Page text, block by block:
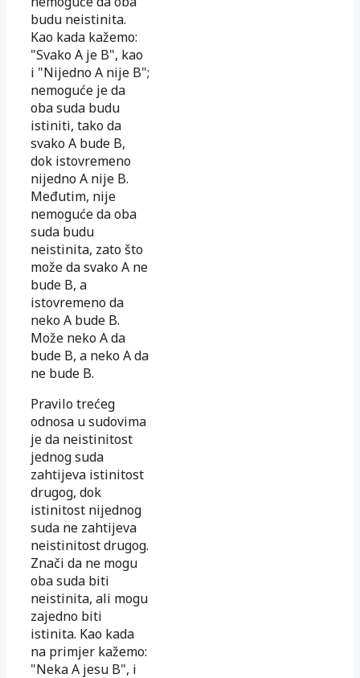
budu neistinita.
Kao kada kažemo:
"Svako A je B", kao
i "Nijedno A nije B";
nemoguće je da
oba suda budu
istiniti, tako da
svako A bude B,
dok istovremeno
nijedno A nije B.
Međutim, nije
nemoguće da oba
suda budu
neistinita, zato što
može da svako A ne
bude B, a
istovremeno da
neko A bude B.
Može neko A da
bude B, a neko A da
ne bude B.
Pravilo trećeg
odnosa u sudovima
je da neistinitost
jednog suda
zahtijeva istinitost
drugog, dok
istinitost nijednog
suda ne zahtijeva
neistinitost drugog.
Znači da ne mogu
oba suda biti
neistinita, ali mogu
zajedno biti
istinita. Kao kada
na primjer kažemo:
"Neka A jesu B", i